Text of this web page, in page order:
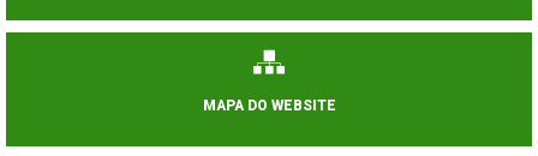
MAPA DO WEBSITE